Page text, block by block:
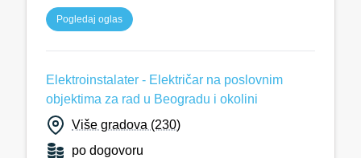
Pogledaj oglas
Elektroinstalater - Električar na poslovnim
objektima za rad u Beogradu i okolini
Više gradova (230)
po dogovoru